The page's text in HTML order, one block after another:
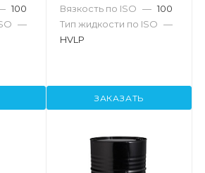
100
—
Вязкость по ISO — 100
Тип жидкости по ISO —
HVLP
ЗАКАЗАТЬ